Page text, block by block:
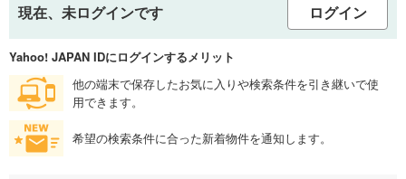
現在、未ログインです ログイン
Yahoo! JAPAN IDにログインするメリット
他の端末で保存したお気に入りや検索条件を引き継いで使
用できます。
希望の検索条件に合った新着物件を通知します。